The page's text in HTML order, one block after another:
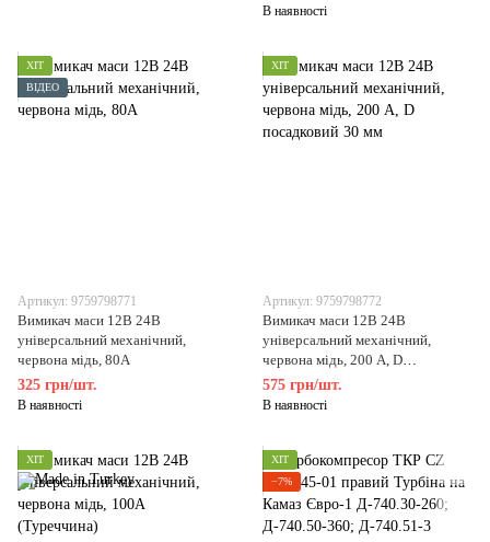
В наявності
ХІТ
ВІДЕО
Артикул: 9759798771
Вимикач маси 12В 24В
універсальний механічний,
червона мідь, 80А
325 грн/шт.
В наявності
ХІТ
Артикул: 9759798772
Вимикач маси 12В 24В
універсальний механічний,
червона мідь, 200 А, D
посадковий 30 мм
575 грн/шт.
В наявності
ХІТ
ХІТ
−7%